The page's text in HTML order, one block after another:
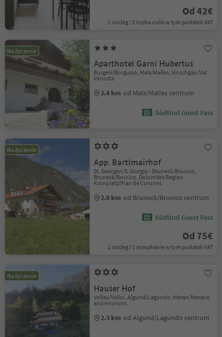
Od 42€
1 nocleg / 2 liczba osób w tym podatek VAT
Na życzenie
Aparthotel Garni Hubertus
Burgeis/Burgusio, Mals/Malles, Vinschgau/Val
Venosta
2.4 km od Mals/Malles centrum
Südtirol Guest Pass
Na życzenie
App. Bartlmairhof
St. Georgen/S. Giorgio - Bruneck/Brunico,
Bruneck/Brunico, Dolomites Region
Kronplatz/Plan de Corones
2.8 km od Bruneck/Brunico centrum
Südtirol Guest Pass
Od 75€
1 nocleg / 1 mieszkanie w tym podatek VAT
Na życzenie
Hauser Hof
Vellau/Velloi, Algund/Lagundo, Meran/Merano
and environs
2.3 km od Algund/Lagundo centrum